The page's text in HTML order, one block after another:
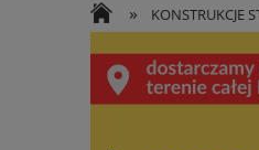
» KONSTRUKCJE